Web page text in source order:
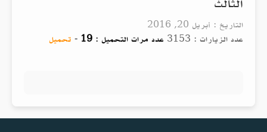
التاريخ : أبريل 20, 2016
عدد الزيارات : 3153
عدد مرات التحميل : 19
- تحميل